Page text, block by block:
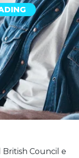
Council e